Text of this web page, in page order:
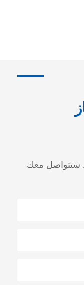
ستتواصل معك